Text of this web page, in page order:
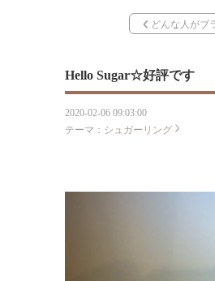
どんな人がブ
Hello Sugar☆好評です
2020-02-06 09:03:00
テーマ： シュガーリング